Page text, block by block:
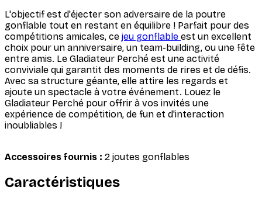
L'objectif est d'éjecter son adversaire de la poutre
gonflable tout en restant en équilibre ! Parfait pour des
compétitions amicales, ce jeu gonflable est un excellent
choix pour un anniversaire, un team-building, ou une fête
entre amis. Le Gladiateur Perché est une activité
conviviale qui garantit des moments de rires et de défis.
Avec sa structure géante, elle attire les regards et
ajoute un spectacle à votre événement. Louez le
Gladiateur Perché pour offrir à vos invités une
expérience de compétition, de fun et d'interaction
inoubliables !
Accessoires fournis : 2 joutes gonflables
Caractéristiques